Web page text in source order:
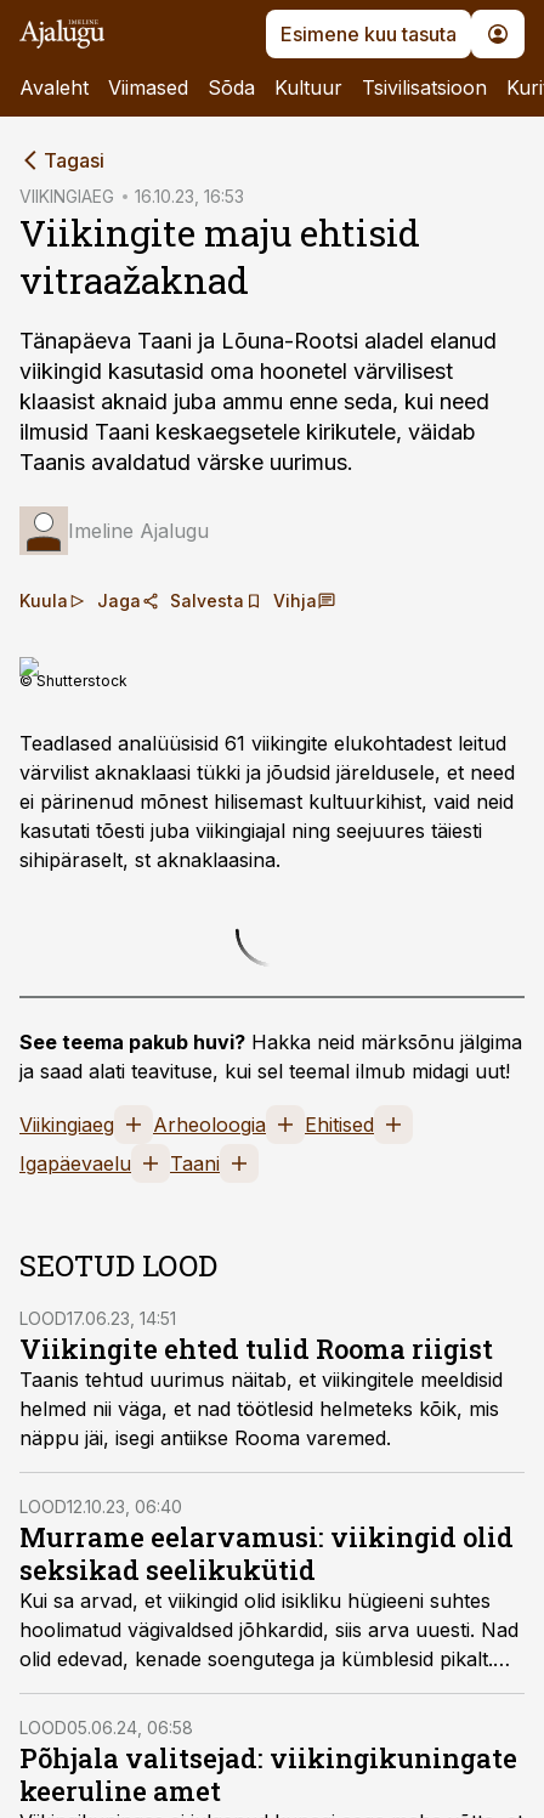
Esimene kuu tasuta
Avaleht Viimased Sõda Kultuur Tsivilisatsioon
Tagasi
VIIKINGIAEG 16.10.23, 16:53
Viikingite maju ehtisid
vitraažaknad
Tänapäeva Taani ja Lõuna-Rootsi aladel elanud
viikingid kasutasid oma hoonetel värvilisest
klaasist aknaid juba ammu enne seda, kui need
ilmusid Taani keskaegsetele kirikutele, väidab
Taanis avaldatud värske uurimus.
Imeline Ajalugu
Kuula Jaga Salvesta Vihja
© Shutterstock
Teadlased analüüsisid 61 viikingite elukohtadest leitud
värvilist aknaklaasi tükki ja jõudsid järeldusele, et need
ei pärinenud mõnest hilisemast kultuurkihist, vaid neid
kasutati tõesti juba viikingiajal ning seejuures täiesti
sihipäraselt, st aknaklaasina.
See teema pakub huvi? Hakka neid märksõnu jälgima
ja saad alati teavituse, kui sel teemal ilmub midagi uut!
Viikingiaeg Arheoloogia
Ehitised
Igapäevaelu
Taani
SEOTUD LOOD
LOOD17.06.23, 14:51
Viikingite ehted tulid Rooma riigist
Taanis tehtud uurimus näitab, et viikingitele meeldisid
helmed nii väga, et nad töötlesid helmeteks kõik, mis
näppu jäi, isegi antiikse Rooma varemed.
LOOD12.10.23, 06:40
Murrame eelarvamusi: viikingid olid
seksikad seelikukütid
Kui sa arvad, et viikingid olid isikliku hügieeni suhtes
hoolimatud vägivaldsed jõhkardid, siis arva uuesti. Nad
olid edevad, kenade soengutega ja kümblesid pikalt.
Viikingid olid nii ilusad, et anglosaksi naised unustasid
neid nähes oma abikaasad ja lapsed.
LOOD05.06.24, 06:58
Põhjala valitsejad: viikingikuningate
keeruline amet